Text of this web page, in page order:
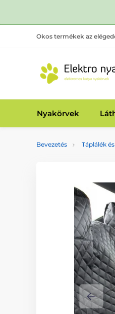
Okos termékek az
Nyakörvek
Bevezetés Táplálék